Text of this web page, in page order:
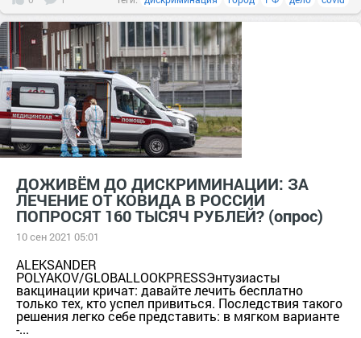
ДОЖИВЁМ ДО ДИСКРИМИНАЦИИ: ЗА
ЛЕЧЕНИЕ ОТ КОВИДА В РОССИИ
ПОПРОСЯТ 160 ТЫСЯЧ РУБЛЕЙ? (опрос)
10 сен 2021 05:01
ALEKSANDER
POLYAKOV/GLOBALLOOKPRESSЭнтузиасты
вакцинации кричат: давайте лечить бесплатно
только тех, кто успел привиться. Последствия такого
решения легко себе представить: в мягком варианте
-...